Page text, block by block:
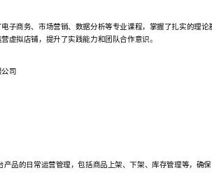
子商务、市场营销、数据分析等专业课程，掌握了扎实的理
虚拟店铺，提升了实践能力和团队合作意识。
公司
产品的日常运营管理，包括商品上架、下架、库存管理等，确